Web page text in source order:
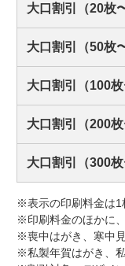
大口割引（20枚
大口割引（50枚
大口割引（100枚
大口割引（200枚
大口割引（300枚
※表示の印刷料金は1
※印刷料金のほかに
※喪中はがき、寒中
※私製年賀はがき、